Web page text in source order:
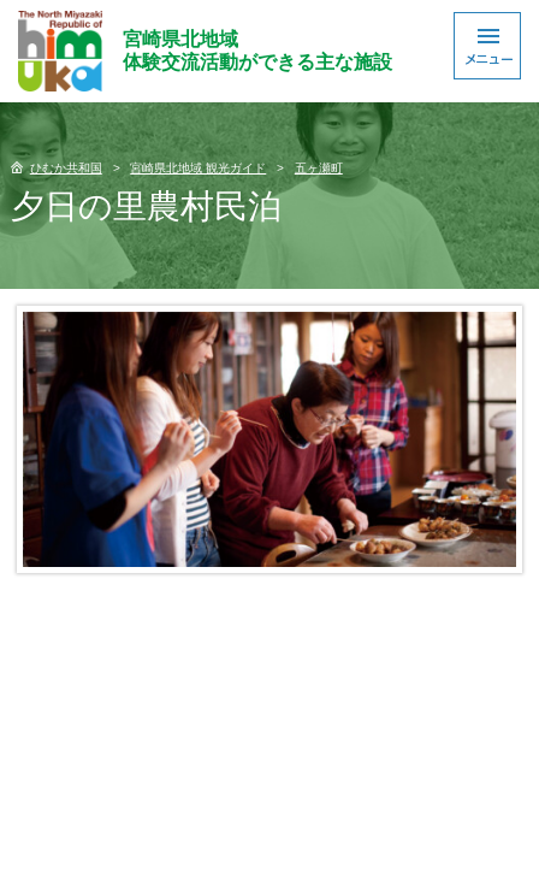
宮崎県北地域
体験交流活動ができる主な施設
ひむか共和国 宮崎県北地域 観光ガイド 五ヶ瀬町
夕日の里農村民泊